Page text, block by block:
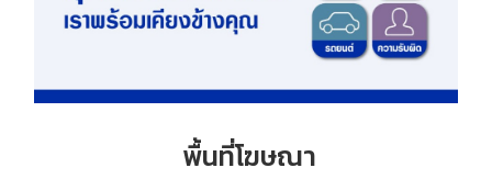
พื้นที่โฆษณา